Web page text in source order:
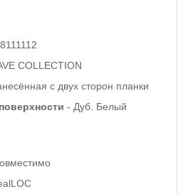
COLLECTION
с двух сторон планки
- Дуб. Белый